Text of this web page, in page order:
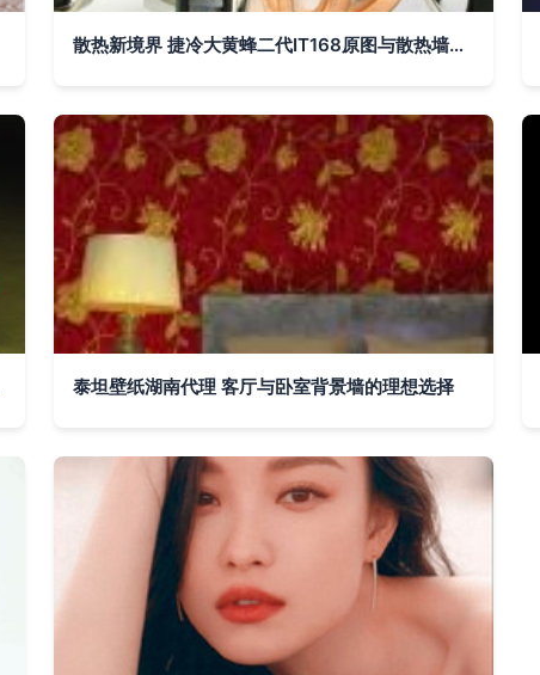
散热新境界 捷冷大黄蜂二代IT168原图与散热墙纸精选
泰坦壁纸湖南代理 客厅与卧室背景墙的理想选择